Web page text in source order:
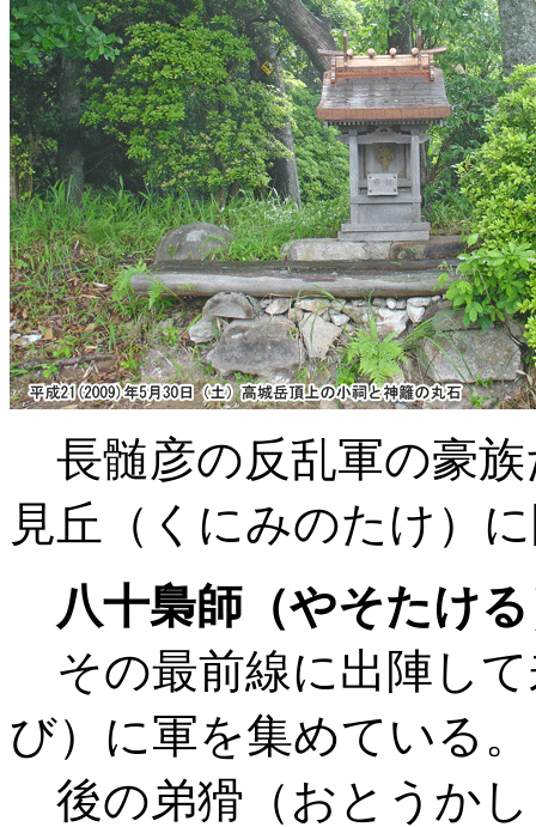
長髄彦の反乱軍の豪
見丘（くにみのたけ）
八十梟師（やそたけ
その最前線に出陣し
び）に軍を集めている。
後の弟猾（おとうか